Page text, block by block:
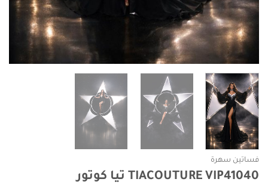
فساتين سهرة
TIACOUTURE VIP41040 تيا كوتور